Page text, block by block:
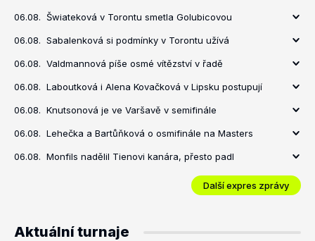
06.08. Šwiateková v Torontu smetla Golubicovou
06.08. Sabalenková si podmínky v Torontu užívá
06.08. Valdmannová píše osmé vítězství v řadě
06.08. Laboutková i Alena Kovačková v Lipsku postupují
06.08. Knutsonová je ve Varšavě v semifinále
06.08. Lehečka a Bartůňková o osmifinále na Masters
06.08. Monfils nadělil Tienovi kanára, přesto padl
Další expres zprávy
Aktuální turnaje